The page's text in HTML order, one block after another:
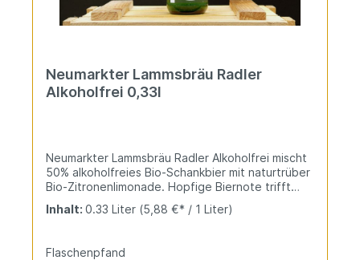
Neumarkter Lammsbräu Radler
Alkoholfrei 0,33l
Neumarkter Lammsbräu Radler Alkoholfrei mischt
50% alkoholfreies Bio-Schankbier mit naturtrüber
Bio-Zitronenlimonade. Hopfige Biernote trifft
Erfrischung. Naturtrüb und vegan als bio-Qualität.
Inhalt: 0.33 Liter (5,88 €* / 1 Liter)
Flaschenpfand